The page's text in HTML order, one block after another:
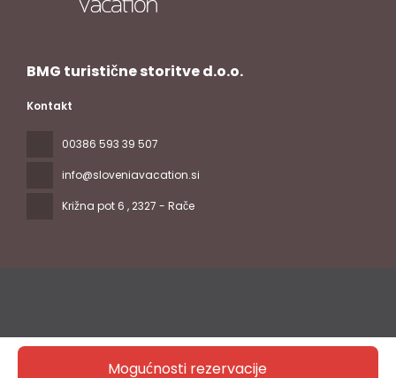
Mogućnosti rezervacije
BMG turistične storitve d.o.o.
Kontakt
00386 593 39 507
info@sloveniavacation.si
Križna pot 6 , 2327 - Rače